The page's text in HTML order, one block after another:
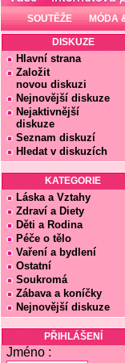
SOUTĚŽE MÓDA
DISKUZE
Hlavní strana
Založit
novou diskuzi
Nejnovější diskuze
Nejaktivnější
diskuze
Seznam diskuzí
Hledat v diskuzích
KATEGORIE
Láska a Vztahy
Zdraví a Diety
Děti a Rodina
Péče o tělo
Vaření a bydlení
Ostatní
Soukromá
Zábava a koníčky
Nejnovější diskuze
PŘIHLÁŠENÍ
Jméno :